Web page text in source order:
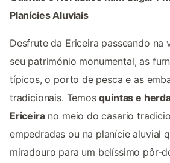
Planícies Aluviais
Desfrute da Ericeira passeando na
seu património monumental, as
típicos, o porto de pesca e as
tradicionais. Temosquintas e
Ericeirano meio do casario
empedradas ou na planície aluvial
miradouro para um belíssimo pôr-